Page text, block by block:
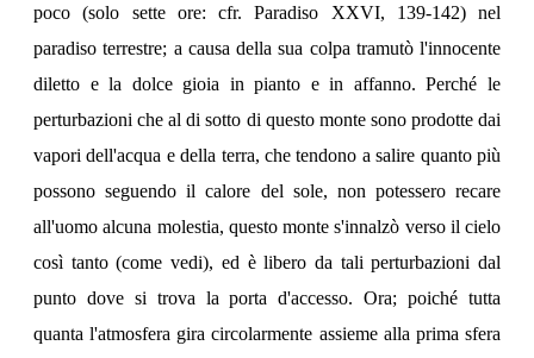
poco (solo sette ore: cfr. Paradiso XXVI, 139-142) nel
paradiso terrestre; a causa della sua colpa tramutò l'innocente
diletto e la dolce gioia in pianto e in affanno. Perché le
perturbazioni che al di sotto di questo monte sono prodotte dai
vapori dell'acqua e della terra, che tendono a salire quanto più
possono seguendo il calore del sole, non potessero recare
all'uomo alcuna molestia, questo monte s'innalzò verso il cielo
così tanto (come vedi), ed è libero da tali perturbazioni dal
punto dove si trova la porta d'accesso. Ora; poiché tutta
quanta l'atmosfera gira circolarmente assieme alla prima sfera